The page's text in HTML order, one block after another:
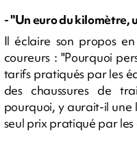
- "Un euro du kilomètre,
Il éclaire son propos
coureurs : "Pourquoi
tarifs pratiqués par les
des chaussures de
pourquoi, y aurait-il une
seul prix pratiqué par les